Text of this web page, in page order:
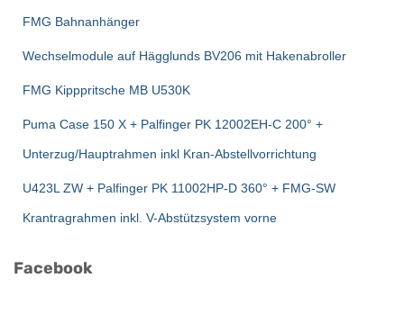
FMG Bahnanhänger
Wechselmodule auf Hägglunds BV206 mit Hakenabroller
FMG Kipppritsche MB U530K
Puma Case 150 X + Palfinger PK 12002EH-C 200° +
Unterzug/Hauptrahmen inkl Kran-Abstellvorrichtung
U423L ZW + Palfinger PK 11002HP-D 360° + FMG-SW
Krantragrahmen inkl. V-Abstützsystem vorne
Facebook